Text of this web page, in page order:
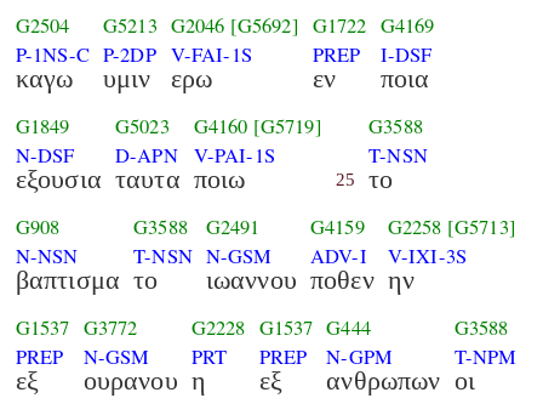
G2504
P-1NS-C
καγω
G5213
P-2DP
υμιν
G2046 [G5692]
V-FAI-1S
ερω
G1722
PREP
εν
G4169
I-DSF
ποια
G1849
N-DSF
εξουσια
G5023
D-APN
ταυτα
G4160 [G5719]
V-PAI-1S
ποιω 25
G3588
T-NSN
το
G908
N-NSN
βαπτισμα
G3588
T-NSN
το
G2491
N-GSM
ιωαννου
G4159
ADV-I
ποθεν
G2258 [G5713]
V-IXI-3S
ην
G1537
PREP
εξ
G3772
N-GSM
ουρανου
G2228
PRT
η
G1537
PREP
εξ
G444
N-GPM
ανθρωπων
G3588
T-NPM
οι